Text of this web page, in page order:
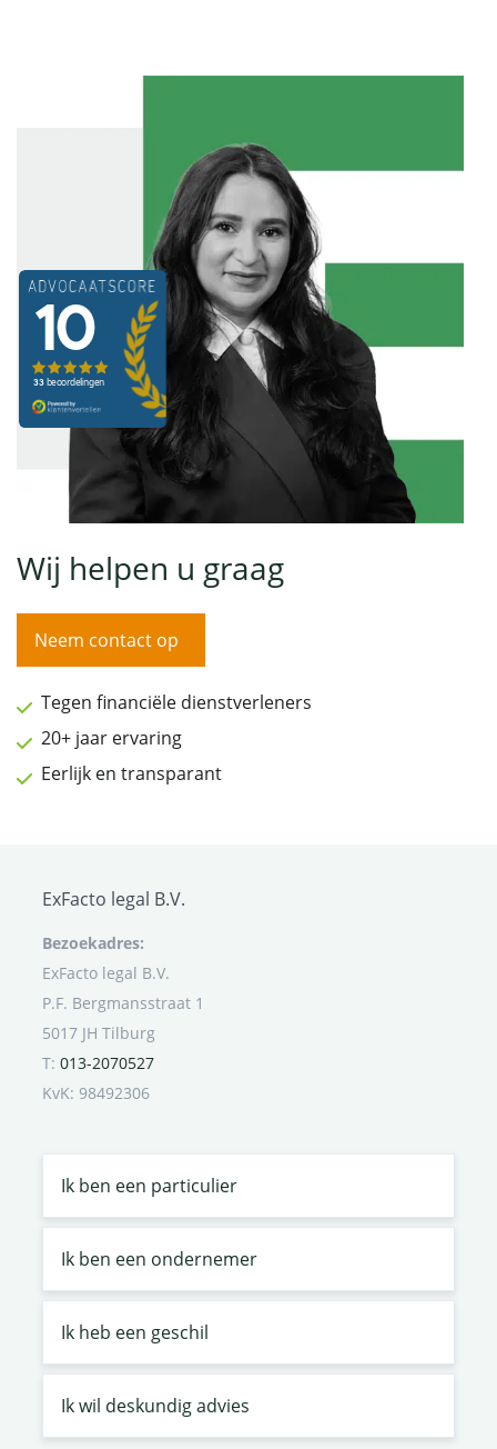
Wij helpen u graag
Neem contact op
Tegen financiële dienstverleners
20+ jaar ervaring
Eerlijk en transparant
ExFacto legal B.V.
Bezoekadres:
ExFacto legal B.V.
P.F. Bergmansstraat 1
5017 JH Tilburg
T: 013-2070527
KvK: 98492306
Ik ben een particulier
Ik ben een ondernemer
Ik heb een geschil
Ik wil deskundig advies